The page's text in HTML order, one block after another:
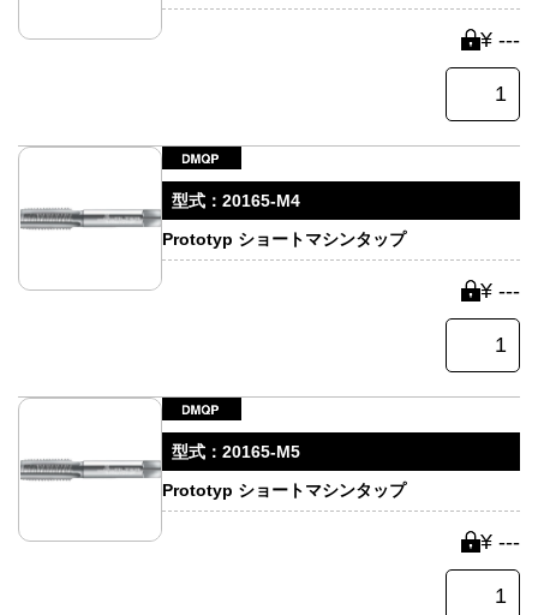
¥ ---
型式： 20165-M4
Prototyp ショートマシンタップ
¥ ---
型式： 20165-M5
Prototyp ショートマシンタップ
¥ ---